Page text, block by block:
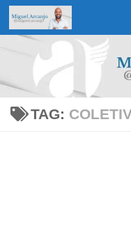
Skip to content
TAG: